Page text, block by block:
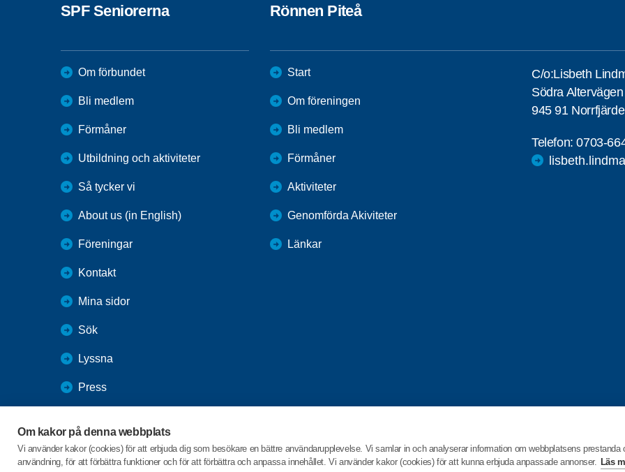
Om kakor på denna webbplats
Vi använder kakor (cookies) för att erbjuda dig som besökare en bättre användarupplevelse. Vi samlar in och analyserar information om webbplatsens prestanda
användning, för att förbättra funktioner och för att förbättra och anpassa innehållet. Vi använder kakor (cookies) för att kunna erbjuda anpassade annonser. Läs
SPF Seniorerna
Om förbundet
Bli medlem
Förmåner
Utbildning och aktiviteter
Så tycker vi
About us (in English)
Föreningar
Kontakt
Mina sidor
Sök
Lyssna
Press
SPF Seniorernas intranät
Rönnen Piteå
Start
Om föreningen
Bli medlem
Förmåner
Aktiviteter
Genomförda Akiviteter
Länkar
C/o:Lisbeth
Södra
945 91
Telefon:0703-